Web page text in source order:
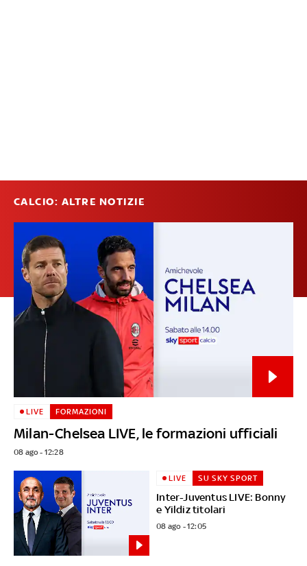
CALCIO: ALTRE NOTIZIE
Milan-Chelsea LIVE, le formazioni ufficiali
LIVE FORMAZIONI
08 ago - 12:28
Inter-Juventus LIVE: Bonny
e Yildiz titolari
LIVE SU SKY SPORT
08 ago - 12:05